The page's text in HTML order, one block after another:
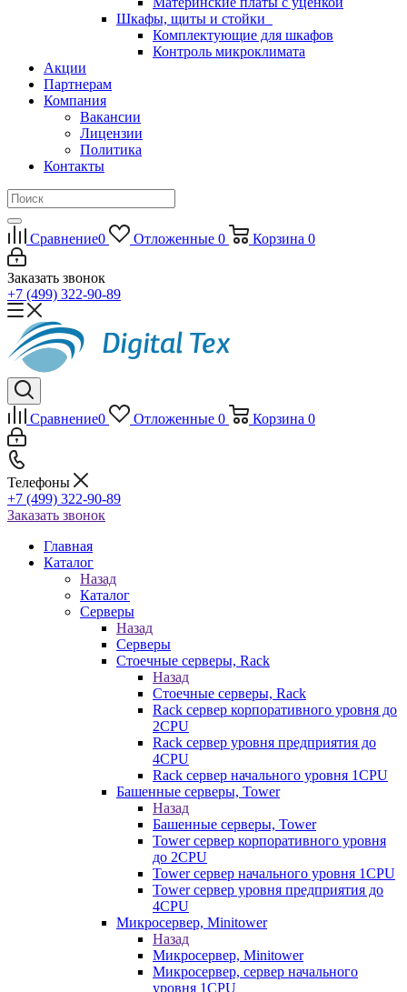
Шкафы, щиты и стойки
Комплектующие для шкафов
Контроль микроклимата
Акции
Партнерам
Компания
Вакансии
Лицензии
Политика
Контакты
Сравнение0 Отложенные 0 Корзина 0
Заказать звонок
+7 (499) 322-90-89
Сравнение0 Отложенные 0 Корзина 0
Телефоны
+7 (499) 322-90-89
Заказать звонок
Главная
Каталог
Назад
Каталог
Серверы
Назад
Серверы
Стоечные серверы, Rack
Назад
Стоечные серверы, Rack
Rack сервер корпоративного уровня до
2CPU
Rack сервер уровня предприятия до
4CPU
Rack сервер начального уровня 1CPU
Башенные серверы, Tower
Назад
Башенные серверы, Tower
Tower сервер корпоративного уровня
до 2CPU
Tower сервер начального уровня 1CPU
Tower сервер уровня предприятия до
4CPU
Микросервер, Minitower
Назад
Микросервер, Minitower
Микросервер, сервер начального
уровня 1CPU